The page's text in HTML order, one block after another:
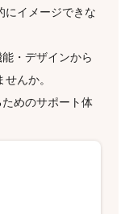
にイメージできな
・デザインから
んか。
めのサポート体